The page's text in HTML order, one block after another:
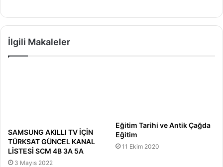
İlgili Makaleler
SAMSUNG AKILLI TV İÇİN
TÜRKSAT GÜNCEL KANAL
LİSTESİ SCM 4B 3A 5A
3 Mayıs 2022
Eğitim Tarihi ve Antik Çağda
Eğitim
11 Ekim 2020